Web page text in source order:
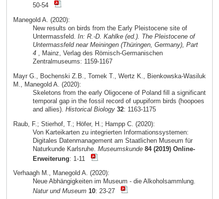
50-54
Manegold A. (2020):
New results on birds from the Early Pleistocene site of
Untermassfeld. In: R.-D. Kahlke (ed.). The Pleistocene of
Untermassfeld near Meiningen (Thüringen, Germany), Part
4, Mainz, Verlag des Römisch-Germanischen
Zentralmuseums: 1159-1167
Mayr G., Bochenski Z.B., Tomek T., Wertz K., Bienkowska-Wasiluk
M., Manegold A. (2020):
Skeletons from the early Oligocene of Poland fill a significant
temporal gap in the fossil record of upupiform birds (hoopoes
and allies). Historical Biology 32: 1163-1175
Raub, F.; Stierhof, T.; Höfer, H.; Hampp C. (2020):
Von Karteikarten zu integrierten Informationssystemen:
Digitales Datenmanagement am Staatlichen Museum für
Naturkunde Karlsruhe. Museumskunde 84 (2019) Online-
Erweiterung: 1-11
Verhaagh M., Manegold A. (2020):
Neue Abhängigkeiten im Museum - die Alkoholsammlung.
Natur und Museum 10: 23-27